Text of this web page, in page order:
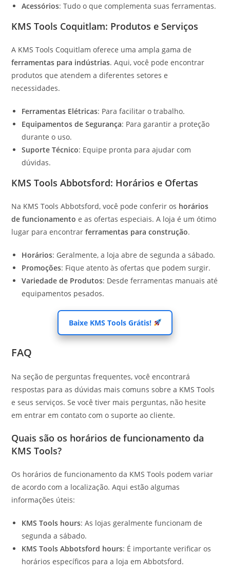
Acessórios: Tudo o que complementa suas ferramentas.
KMS Tools Coquitlam: Produtos e Serviços
A KMS Tools Coquitlam oferece uma ampla gama de
ferramentas para indústrias. Aqui, você pode encontrar
produtos que atendem a diferentes setores e
necessidades.
Ferramentas Elétricas: Para facilitar o trabalho.
Equipamentos de Segurança: Para garantir a proteção
durante o uso.
Suporte Técnico: Equipe pronta para ajudar com
dúvidas.
KMS Tools Abbotsford: Horários e Ofertas
Na KMS Tools Abbotsford, você pode conferir os horários
de funcionamento e as ofertas especiais. A loja é um ótimo
lugar para encontrarferramentas para construção.
Horários: Geralmente, a loja abre de segunda a sábado.
Promoções: Fique atento às ofertas que podem surgir.
Variedade de Produtos: Desde ferramentas manuais até
equipamentos pesados.
Baixe KMS Tools Grátis!
FAQ
Na seção de perguntas frequentes, você encontrará
respostas para as dúvidas mais comuns sobre a KMS Tools
e seus serviços. Se você tiver mais perguntas, não hesite
em entrar em contato com o suporte ao cliente.
Quais são os horários de funcionamento da
KMS Tools?
Os horários de funcionamento da KMS Tools podem variar
de acordo com a localização. Aqui estão algumas
informações úteis:
KMS Tools hours: As lojas geralmente funcionam de
segunda a sábado.
KMS Tools Abbotsford hours: É importante verificar os
horários específicos para a loja em Abbotsford.